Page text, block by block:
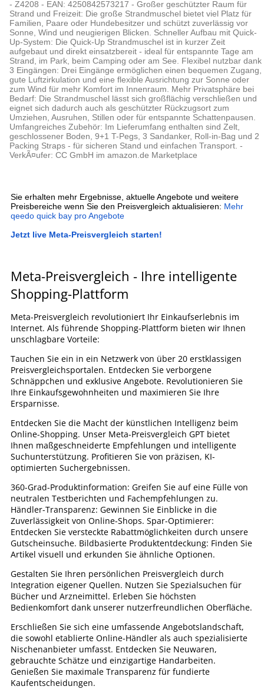
- Z4208 - EAN: 4250842573217 - Großer geschützter Raum für
Strand und Freizeit: Die große Strandmuschel bietet viel Platz für
Familien, Paare oder Hundebesitzer und schützt zuverlässig vor
Sonne, Wind und neugierigen Blicken. Schneller Aufbau mit Quick-
Up-System: Die Quick-Up Strandmuschel ist in kurzer Zeit
aufgebaut und direkt einsatzbereit - ideal für entspannte Tage am
Strand, im Park, beim Camping oder am See. Flexibel nutzbar dank
3 Eingängen: Drei Eingänge ermöglichen einen bequemen Zugang,
gute Luftzirkulation und eine flexible Ausrichtung zur Sonne oder
zum Wind für mehr Komfort im Innenraum. Mehr Privatsphäre bei
Bedarf: Die Strandmuschel lässt sich großflächig verschließen und
eignet sich dadurch auch als geschützter Rückzugsort zum
Umziehen, Ausruhen, Stillen oder für entspannte Schattenpausen.
Umfangreiches Zubehör: Im Lieferumfang enthalten sind Zelt,
geschlossener Boden, 9+1 T-Pegs, 3 Sandanker, Roll-in-Bag und 2
Packing Straps - für sicheren Stand und einfachen Transport. -
VerkÃ¤ufer: CC GmbH im amazon.de Marketplace
Sie erhalten mehr Ergebnisse, aktuelle Angebote und weitere
Preisbereiche wenn Sie den Preisvergleich aktualisieren: Mehr
qeedo quick bay pro Angebote
Jetzt live Meta-Preisvergleich starten!
Meta-Preisvergleich - Ihre intelligente
Shopping-Plattform
Meta-Preisvergleich revolutioniert Ihr Einkaufserlebnis im
Internet. Als führende Shopping-Plattform bieten wir Ihnen
unschlagbare Vorteile:
Tauchen Sie ein in ein Netzwerk von über 20 erstklassigen
Preisvergleichsportalen. Entdecken Sie verborgene
Schnäppchen und exklusive Angebote. Revolutionieren Sie
Ihre Einkaufsgewohnheiten und maximieren Sie Ihre
Ersparnisse.
Entdecken Sie die Macht der künstlichen Intelligenz beim
Online-Shopping. Unser Meta-Preisvergleich GPT bietet
Ihnen maßgeschneiderte Empfehlungen und intelligente
Suchunterstützung. Profitieren Sie von präzisen, KI-
optimierten Suchergebnissen.
360-Grad-Produktinformation: Greifen Sie auf eine Fülle von
neutralen Testberichten und Fachempfehlungen zu.
Händler-Transparenz: Gewinnen Sie Einblicke in die
Zuverlässigkeit von Online-Shops. Spar-Optimierer:
Entdecken Sie versteckte Rabattmöglichkeiten durch unsere
Gutscheinsuche. Bildbasierte Produktentdeckung: Finden Sie
Artikel visuell und erkunden Sie ähnliche Optionen.
Gestalten Sie Ihren persönlichen Preisvergleich durch
Integration eigener Quellen. Nutzen Sie Spezialsuchen für
Bücher und Arzneimittel. Erleben Sie höchsten
Bedienkomfort dank unserer nutzerfreundlichen Oberfläche.
Erschließen Sie sich eine umfassende Angebotslandschaft,
die sowohl etablierte Online-Händler als auch spezialisierte
Nischenanbieter umfasst. Entdecken Sie Neuwaren,
gebrauchte Schätze und einzigartige Handarbeiten.
Genießen Sie maximale Transparenz für fundierte
Kaufentscheidungen.